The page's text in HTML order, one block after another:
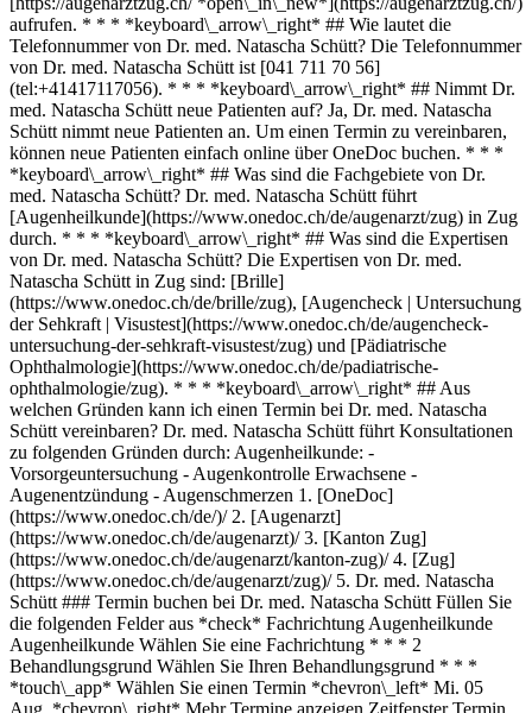
aufrufen. * * * *keyboard\_arrow\_right* ## Wie lautet die
Telefonnummer von Dr. med. Natascha Schütt? Die Telefonnummer
von Dr. med. Natascha Schütt ist [041 711 70 56]
(tel:+41417117056). * * * *keyboard\_arrow\_right* ## Nimmt Dr.
med. Natascha Schütt neue Patienten auf? Ja, Dr. med. Natascha
Schütt nimmt neue Patienten an. Um einen Termin zu vereinbaren,
können neue Patienten einfach online über OneDoc buchen. * * *
*keyboard\_arrow\_right* ## Was sind die Fachgebiete von Dr.
med. Natascha Schütt? Dr. med. Natascha Schütt führt
[Augenheilkunde](https://www.onedoc.ch/de/augenarzt/zug) in Zug
durch. * * * *keyboard\_arrow\_right* ## Was sind die Expertisen
von Dr. med. Natascha Schütt? Die Expertisen von Dr. med.
Natascha Schütt in Zug sind: [Brille]
(https://www.onedoc.ch/de/brille/zug), [Augencheck | Untersuchung
der Sehkraft | Visustest](https://www.onedoc.ch/de/augencheck-
untersuchung-der-sehkraft-visustest/zug) und [Pädiatrische
Ophthalmologie](https://www.onedoc.ch/de/padiatrische-
ophthalmologie/zug). * * * *keyboard\_arrow\_right* ## Aus
welchen Gründen kann ich einen Termin bei Dr. med. Natascha
Schütt vereinbaren? Dr. med. Natascha Schütt führt Konsultationen
zu folgenden Gründen durch: Augenheilkunde: -
Vorsorgeuntersuchung - Augenkontrolle Erwachsene -
Augenentzündung - Augenschmerzen 1. [OneDoc](https://www.onedoc.ch/de/)/ 2. [Augenarzt](https://www.onedoc.ch/de/augenarzt)/ 3. [Kanton Zug](https://www.onedoc.ch/de/augenarzt/kanton-zug)/ 4. [Zug](https://www.onedoc.ch/de/augenarzt/zug)/ 5. Dr. med. Natascha Schütt ### Termin buchen bei Dr. med. Natascha Schütt Füllen Sie die folgenden Felder aus *check* Fachrichtung Augenheilkunde Augenheilkunde Wählen Sie eine Fachrichtung * * * 2 Behandlungsgrund Wählen Sie Ihren Behandlungsgrund * * * *touch\_app* Wählen Sie einen Termin *chevron\_left* Mi. 05 Aug. *chevron\_right* Mehr Termine anzeigen Zeitfenster Termin buchen ### Laden Sie die OneDoc-App herunter Buchen Sie online einen Termin bei einem Arzt, Zahnarzt oder Therapeuten in Ihrer Nähe in der Schweiz. Mit der OneDoc-App können Sie alle Ihre medizinischen Termine von Ihrem Handy aus verwalten, jederzeit und überall. ![QR-Code, der zum Apple App Store oder Google Play leitet, um die OneDoc Patienten-App zu laden](https://www.onedoc.ch/assets/images/download-app-qr.jpeg) Scannen Sie den QR-Code, um die App herunterzuladen [![Laden Sie unsere App im App Store herunter!](https://www.onedoc.ch/assets/images/app-store-badge-de.svg)](https://apps.apple.com/ch/app/onedoc/id1592376413?l=fr)[![Laden Sie unsere App im Google Play Store herunter!](https://www.onedoc.ch/assets/images/google-play-badge-de.png)](https://play.google.com/store/apps/details?id=ch.onedoc.patient&hl=fr-CH) *keyboard\_arrow\_right* ## Verwandte Fachgebiete [Augenarzt in Zürich](https://www.onedoc.ch/de/augenarzt/zurich)[Augenarzt in Winterthur](https://www.onedoc.ch/de/augenarzt/winterthur)[Augenarzt in Aarau](https://www.onedoc.ch/de/augenarzt/aarau)[Augenarzt in Wallisellen](https://www.onedoc.ch/de/augenarzt/wallisellen)[Augenarzt in Zug](https://www.onedoc.ch/de/augenarzt/zug)[Augenarzt in Sursee](https://www.onedoc.ch/de/augenarzt/sursee)[Augenarzt in Pfäffikon ZH](https://www.onedoc.ch/de/augenarzt/pfaffikon?state=ZH)[Augenarzt in Luzern](https://www.onedoc.ch/de/augenarzt/luzern)[Augenarzt in Wetzikon](https://www.onedoc.ch/de/augenarzt/wetzikon)[Augenarzt in Reinach AG](https://www.onedoc.ch/de/augenarzt/reinach?state=AG)[Augenarzt in Bülach](https://www.onedoc.ch/de/augenarzt/bulach)[Augenarzt in Suhr](https://www.onedoc.ch/de/augenarzt/suhr)[Augenarzt in Risch-Rotkreuz](https://www.onedoc.ch/de/augenarzt/risch-rotkreuz)[Augenarzt in Dübendorf](https://www.onedoc.ch/de/augenarzt/dubendorf)[Augenarzt in Baar](https://www.onedoc.ch/de/augenarzt/baar)[Augenarzt in Affoltern am Albis](https://www.onedoc.ch/de/augenarzt/affoltern-am-albis)[Augenarzt in Thalwil](https://www.onedoc.ch/de/augenarzt/thalwil)[Augenarzt in Zofingen](https://www.onedoc.ch/de/augenarzt/zofingen)[Augenarzt in Opfikon](https://www.onedoc.ch/de/augenarzt/opfikon)[Augenarzt in Dielsdorf](https://www.onedoc.ch/de/augenarzt/dielsdorf)[Augenarzt in Glarus Nord](https://www.onedoc.ch/de/augenarzt/glarus-nord) *keyboard\_arrow\_right* ## Verwandte Expertisen [Brille in Zürich](https://www.onedoc.ch/de/brille/zurich)[Brille in Winterthur](https://www.onedoc.ch/de/brille/winterthur)[Brille in Zug](https://www.onedoc.ch/de/brille/zug)[Brille in Luzern](https://www.onedoc.ch/de/brille/luzern)[Brille in Aarau](https://www.onedoc.ch/de/brille/aarau)[Brille in Affoltern am Albis](https://www.onedoc.ch/de/brille/affoltern-am-albis)[Brille in Baden](https://www.onedoc.ch/de/brille/baden)[Brille in Risch-Rotkreuz](https://www.onedoc.ch/de/brille/risch-rotkreuz)[Brille in Sursee](https://www.onedoc.ch/de/brille/sursee)[Brille in Dübendorf](https://www.onedoc.ch/de/brille/dubendorf)[Brille in Zurzach](https://www.onedoc.ch/de/brille/zurzach)[Brille in Baar](https://www.onedoc.ch/de/brille/baar)[Brille in Emmen](https://www.onedoc.ch/de/brille/emmen)[Brille in Reinach AG](https://www.onedoc.ch/de/brille/reinach?state=AG)[Brille in Schwyz](https://www.onedoc.ch/de/brille/schwyz)[Brille in Wohlen](https://www.onedoc.ch/de/brille/wohlen)[Brille in Kriens](https://www.onedoc.ch/de/brille/kriens)[Brille in Kloten](https://www.onedoc.ch/de/brille/kloten)[Brille in Zofingen](https://www.onedoc.ch/de/brille/zofingen)[Brille in Altdorf UR](https://www.onedoc.ch/de/brille/altdorf?state=UR)[Brille in Wolhusen](https://www.onedoc.ch/de/brille/wolhusen) *keyboard\_arrow\_right* ## Beliebte Suchbegriffe [Facharzt für Allgemeine Innere Medizin in Zürich](https://www.onedoc.ch/de/facharzt-fur-allgemeine-innere-medizin/zurich)[Gynäkologe (Frauenarzt und Geburtshelfer) in Zürich](https://www.onedoc.ch/de/gynakologe-frauenarzt-und-geburtshelfer/zurich)[Augenarzt in Zürich](https://www.onedoc.ch/de/augenarzt/zurich)[Masseur (klassische Massage) in Zürich](https://www.onedoc.ch/de/masseur-klassische-massage/zurich)[Physiotherapeut in Zürich](https://www.onedoc.ch/de/physiotherapeut/zurich)[Hausarzt (Allgemeinmedizin) in Zürich](https://www.onedoc.ch/de/hausarzt-allgemeinmedizin/zurich)[Hautarzt (Dermatologe) in Zürich](https://www.onedoc.ch/de/hautarzt-dermatologe/zurich)[Spezialist für ästhetische Medizin in Zürich](https://www.onedoc.ch/de/spezialist-fur-asthetische-medizin/zurich)[Impfzentrum in Zürich](https://www.onedoc.ch/de/impfzentrum/zurich)[Reflexologietherapeut in Zürich](https://www.onedoc.ch/de/reflexologietherapeut/zurich)[Medizinischer Masseur (Massage) in Zürich](https://www.onedoc.ch/de/medizinischer-masseur-massage/zurich)[Physiotherapeut in Winterthur](https://www.onedoc.ch/de/physiotherapeut/winterthur)[Osteopath in Zürich](https://www.onedoc.ch/de/osteopath/zurich)[Gastroenterologe in Zürich](https://www.onedoc.ch/de/gastroenterologe/zurich)[Hausarzt (Allgemeinmedizin) in Winterthur](https://www.onedoc.ch/de/hausarzt-allgemeinmedizin/winterthur)[Neurologe in Zürich](https://www.onedoc.ch/de/neurologe/zurich)[Zahnarzt in Zürich](https://www.onedoc.ch/de/zahnarzt/zurich)[WAM/TEN Naturheilpraktiker in Zürich](https://www.onedoc.ch/de/wam-ten-naturheilpraktiker/zurich)[Gesundheitsdienstleistungen der Apotheke in Zürich](https://www.onedoc.ch/de/gesundheitsdienstleistungen-der-apotheke/zurich)[Kardiologe in Zürich](https://www.onedoc.ch/de/kardiologe/zurich)[Gynäkologe (Frauenarzt und Geburtshelfer) in Aarau](https://www.onedoc.ch/de/gynakologe-frauenarzt-und-geburtshelfer/aarau) *keyboard\_arrow\_right* ## Finden Sie einen Arzt oder Therapeuten [Ärzte- und Therapeutenverzeichnis](https://www.onedoc.ch/de/verzeichnis) [A](https://www.onedoc.ch/de/verzeichnis/A) [B](https://www.onedoc.ch/de/verzeichnis/B) [C](https://www.onedoc.ch/de/verzeichnis/C) [D](https://www.onedoc.ch/de/verzeichnis/D) [E](https://www.onedoc.ch/de/verzeichnis/E) [F](https://www.onedoc.ch/de/verzeichnis/F) [G](https://www.onedoc.ch/de/verzeichnis/G) [H](https://www.onedoc.ch/de/verzeichnis/H) [I](https://www.onedoc.ch/de/verzeichnis/I) [J](https://www.onedoc.ch/de/verzeichnis/J) [K](https://www.onedoc.ch/de/verzeichnis/K) [L](https://www.onedoc.ch/de/verzeichnis/L) [M](https://www.onedoc.ch/de/verzeichnis/M) [N](https://www.onedoc.ch/de/verzeichnis/N) [O](https://www.onedoc.ch/de/verzeichnis/O) [P](https://www.onedoc.ch/de/verzeichnis/P) [Q](https://www.onedoc.ch/de/verzeichnis/Q) [R](https://www.onedoc.ch/de/verzeichnis/R) [S](https://www.onedoc.ch/de/verzeichnis/S) [T](https://www.onedoc.ch/de/verzeichnis/T) [U](https://www.onedoc.ch/de/verzeichnis/U) [V](https://www.onedoc.ch/de/verzeichnis/V) [W](https://www.onedoc.ch/de/verzeichnis/W) [X](https://www.onedoc.ch/de/verzeichnis/X) [Y](https://www.onedoc.ch/de/verzeichnis/Y) [Z](https://www.onedoc.ch/de/verzeichnis/Z) ## OneDoc [Ich bin Gesundheitsfachperson](https://info.onedoc.ch/de/) [Über uns](https://info.onedoc.ch/de/unsere-mission/) [Presse](https://info.onedoc.ch/de/media/) [Karriere](https://career.onedoc.ch/de) [Datenschutzzentrum](https://privacy.onedoc.ch/de/) [Verwaltung der Cookies](javascript:Didomi.preferences.show%28%29) [Hilfezentrum](https://help.onedoc.ch/de/) ## Sprachen [Deutsch](https://www.onedoc.ch/de/augenarztin/zug/pcoxy/dr-med-natascha-schutt) [Français](https://www.onedoc.ch/fr/ophtalmologue/zoug/pcoxy/dr-med-natascha-schutt) [Italiano](https://www.onedoc.ch/it/oculista/zugo/pcoxy/dr-med-natascha-schutt) [English](https://www.onedoc.ch/en/ophthalmologist/zug/pcoxy/dr-med-natascha-schutt) ## Verwandte Fachgebiete [Augenarzt in Zürich](https://www.onedoc.ch/de/augenarzt/zurich) [Augenarzt in Winterthur](https://www.onedoc.ch/de/augenarzt/winterthur) [Augenarzt in Aarau](https://www.onedoc.ch/de/augenarzt/aarau) [Augenarzt in Wallisellen](https://www.onedoc.ch/de/augenarzt/wallisellen) [Augenarzt in Zug](https://www.onedoc.ch/de/augenarzt/zug) [Augenarzt in Sursee](https://www.onedoc.ch/de/augenarzt/sursee) [Augenarzt in Pfäffikon ZH](https://www.onedoc.ch/de/augenarzt/pfaffikon?state=ZH) [Augenarzt in Luzern](https://www.onedoc.ch/de/augenarzt/luzern) [Augenarzt in Wetzikon](https://www.onedoc.ch/de/augenarzt/wetzikon) [Augenarzt in Reinach AG](https://www.onedoc.ch/de/augenarzt/reinach?state=AG) [Augenarzt in Bülach](https://www.onedoc.ch/de/augenarzt/bulach) [Augenarzt in Suhr](https://www.onedoc.ch/de/augenarzt/suhr) [Augenarzt in Risch-Rotkreuz](https://www.onedoc.ch/de/augenarzt/risch-rotkreuz) [Augenarzt in Dübendorf](https://www.onedoc.ch/de/augenarzt/dubendorf) [Augenarzt in Baar](https://www.onedoc.ch/de/augenarzt/baar) [Augenarzt in Affoltern am Albis](https://www.onedoc.ch/de/augenarzt/affoltern-am-albis) [Augenarzt in Thalwil](https://www.onedoc.ch/de/augenarzt/thalwil) [Augenarzt in Zofingen](https://www.onedoc.ch/de/augenarzt/zofingen) [Augenarzt in Opfikon](https://www.onedoc.ch/de/augenarzt/opfikon) [Augenarzt in Dielsdorf](https://www.onedoc.ch/de/augenarzt/dielsdorf) [Augenarzt in Glarus Nord](https://www.onedoc.ch/de/augenarzt/glarus-nord) ## Verwandte Expertisen [Brille in Zürich](https://www.onedoc.ch/de/brille/zurich) [Brille in Winterthur](https://www.onedoc.ch/de/brille/winterthur) [Brille in Zug](